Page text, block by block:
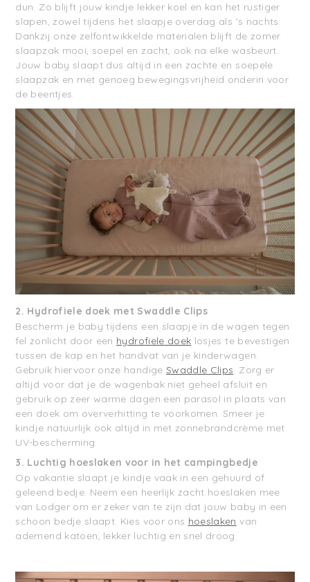
dun. Zo blijft jouw kindje lekker koel en kan het rustiger
slapen, zowel tijdens het slaapje overdag als 's nachts.
Dankzij onze zelfontwikkelde materialen blijft de zomer
slaapzak mooi, soepel en zacht, ook na elke wasbeurt.
Jouw baby slaapt dus altijd in een zachte en soepele
slaapzak en met genoeg bewegingsvrijheid onderin voor
de beentjes.
2. Hydrofiele doek met Swaddle Clips
Bescherm je baby tijdens een slaapje in de wagen tegen
fel zonlicht door een hydrofiele doek losjes te bevestigen
tussen de kap en het handvat van je kinderwagen.
Gebruik hiervoor onze handige Swaddle Clips. Zorg er
altijd voor dat je de wagenbak niet geheel afsluit en
gebruik op zeer warme dagen een parasol in plaats van
een doek om oververhitting te voorkomen. Smeer je
kindje natuurlijk ook altijd in met zonnebrandcrème met
UV-bescherming.
3. Luchtig hoeslaken voor in het campingbedje
Op vakantie slaapt je kindje vaak in een gehuurd of
geleend bedje. Neem een heerlijk zacht hoeslaken mee
van Lodger om er zeker van te zijn dat jouw baby in een
schoon bedje slaapt. Kies voor ons hoeslaken van
ademend katoen; lekker luchtig en snel droog.